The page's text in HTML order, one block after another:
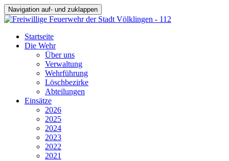
Navigation auf- und zuklappen
Startseite
Die Wehr
Über uns
Verwaltung
Wehrführung
Löschbezirke
Abteilungen
Einsätze
2026
2025
2024
2023
2022
2021